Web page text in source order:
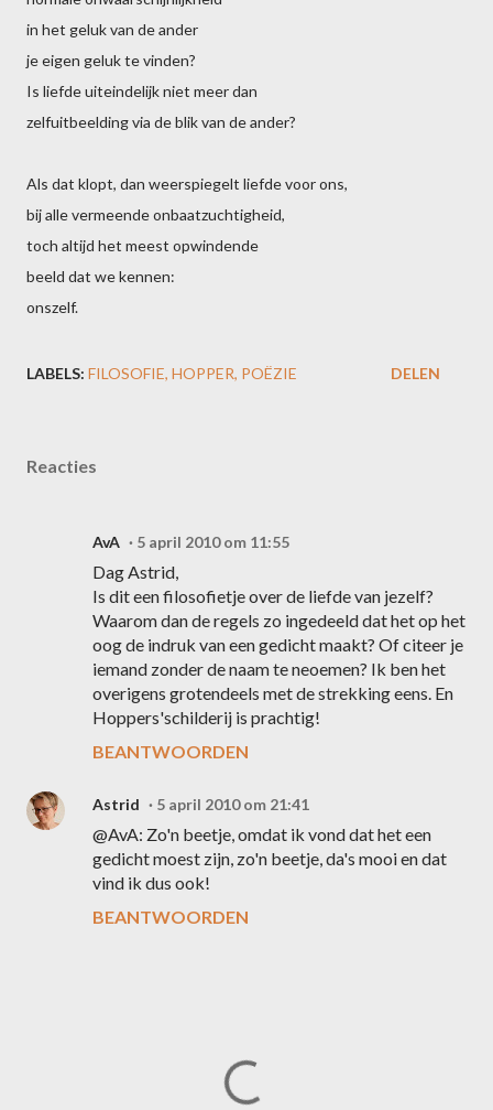
in het geluk van de ander
je eigen geluk te vinden?
Is liefde uiteindelijk niet meer dan
zelfuitbeelding via de blik van de ander?
Als dat klopt, dan weerspiegelt liefde voor ons,
bij alle vermeende onbaatzuchtigheid,
toch altijd het meest opwindende
beeld dat we kennen:
onszelf.
LABELS: FILOSOFIE HOPPER POËZIE DELEN
Reacties
AvA 5 april 2010 om 11:55
Dag Astrid,
Is dit een filosofietje over de liefde van jezelf?
Waarom dan de regels zo ingedeeld dat het op het
oog de indruk van een gedicht maakt? Of citeer je
iemand zonder de naam te neoemen? Ik ben het
overigens grotendeels met de strekking eens. En
Hoppers'schilderij is prachtig!
BEANTWOORDEN
Astrid 5 april 2010 om 21:41
@AvA: Zo'n beetje, omdat ik vond dat het een
gedicht moest zijn, zo'n beetje, da's mooi en dat
vind ik dus ook!
BEANTWOORDEN